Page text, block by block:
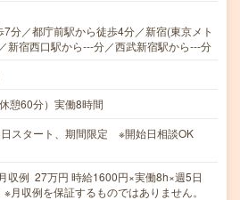
分／都庁前駅から徒歩4分／新宿(東京メト
新宿西口駅から---分／西武新宿駅から---分
憩60分）実働8時間
スタート、期間限定 ※開始日相談OK
例 27万円 時給1600円×実働8h×週5日
月収例を保証するものではありません。